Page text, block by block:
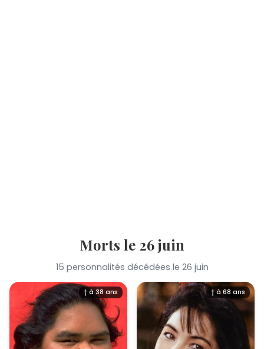
Morts le 26 juin
15 personnalités décédées le 26 juin
† à 38 ans † à 68 ans